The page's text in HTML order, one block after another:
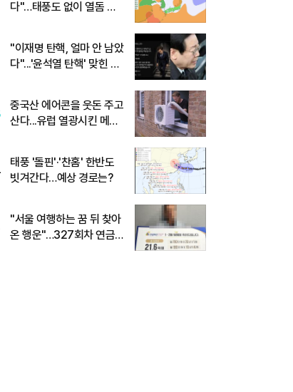
다"…태풍도 없이 열돔 박
"이재명 탄핵, 얼마 안 남았
다"...'윤석열 탄핵' 맞힌 무
중국산 에어콘을 웃돈 주고
산다...유럽 열광시킨 메이
태풍 '돌핀'·'찬홈' 한반도
빗겨간다…예상 경로는?
"서울 여행하는 꿈 뒤 찾아
온 행운"…327회차 연금